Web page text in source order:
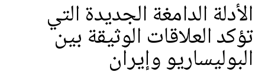
الأدلة الدامغة الجديدة التي
تؤكد العلاقات الوثيقة بين
البوليساريو وإيران